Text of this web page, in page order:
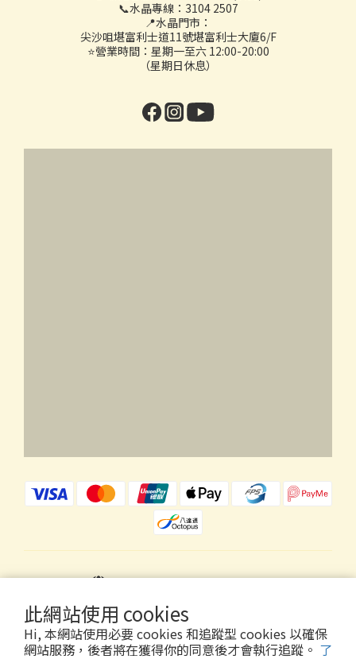
此網站使用 cookies
Hi, 本網站使用必要 cookies 和追蹤型 cookies 以確保
網站服務，後者將在獲得你的同意後才會執行追蹤。 了
📞水晶專線：3104 2507
📍水晶門市：
尖沙咀堪富利士道11號堪富利士大廈6/F
⭐營業時間：星期一至六 12:00-20:00
（星期日休息）
$HKD 繁體中文